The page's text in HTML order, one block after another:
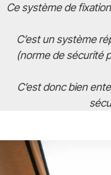
Ce système de
C’est un système
(norme de sécurité
C’est donc bien